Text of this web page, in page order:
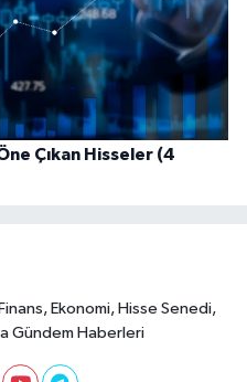
Çıkan Hisseler (4
Ekonomi, Hisse Senedi,
Gündem Haberleri